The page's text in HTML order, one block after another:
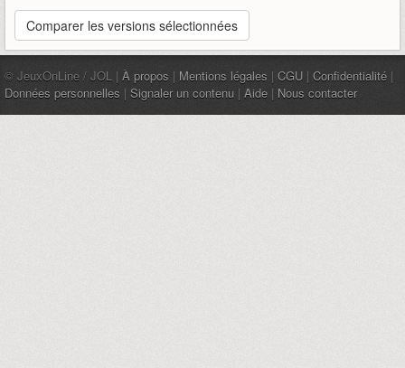
© JeuxOnLine / JOL | À propos | Mentions légales | CGU | Confidentialité |
Données personnelles | Signaler un contenu | Aide | Nous contacter